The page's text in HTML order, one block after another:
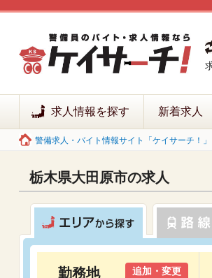
求人情報を探す 新着求人
警備求人・バイト情報サイト「ケイサーチ！
栃木県大田原市の求人
勤務地 追加・変更